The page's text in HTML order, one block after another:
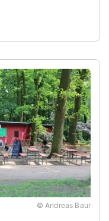
© Andreas Baur